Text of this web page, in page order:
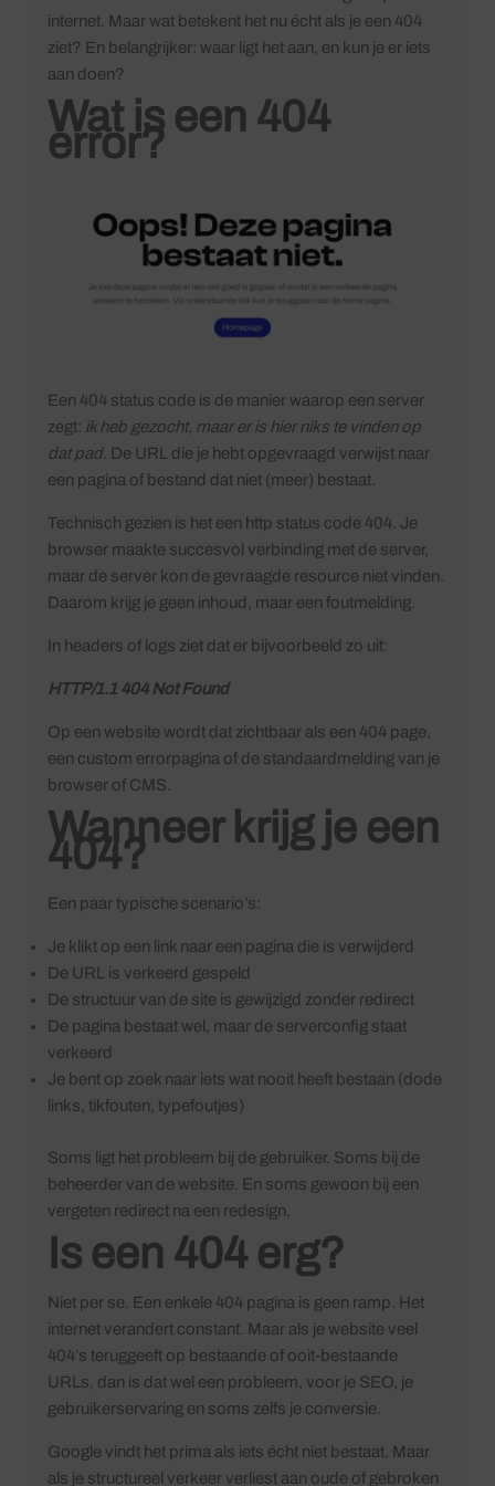
internet. Maar wat betekent het nu écht als je een 404
ziet? En belangrijker: waar ligt het aan, en kun je er iets
aan doen?
Wat is een 404
error?
Een 404 status code is de manier waarop een server
zegt: ik heb gezocht, maar er is hier niks te vinden op
dat pad. De URL die je hebt opgevraagd verwijst naar
een pagina of bestand dat niet (meer) bestaat.
Technisch gezien is het een http status code 404. Je
browser maakte succesvol verbinding met de server,
maar de server kon de gevraagde resource niet vinden.
Daarom krijg je geen inhoud, maar een foutmelding.
In headers of logs ziet dat er bijvoorbeeld zo uit:
HTTP/1.1 404 Not Found
Op een website wordt dat zichtbaar als een 404 page,
een custom errorpagina of de standaardmelding van je
browser of CMS.
Wanneer krijg je een
404?
Een paar typische scenario’s:
Je klikt op een link naar een pagina die is verwijderd
De URL is verkeerd gespeld
De structuur van de site is gewijzigd zonder redirect
De pagina bestaat wel, maar de serverconfig staat
verkeerd
Je bent op zoek naar iets wat nooit heeft bestaan (dode
links, tikfouten, typefoutjes)
Soms ligt het probleem bij de gebruiker. Soms bij de
beheerder van de website. En soms gewoon bij een
vergeten redirect na een redesign.
Is een 404 erg?
Niet per se. Een enkele 404 pagina is geen ramp. Het
internet verandert constant. Maar als je website veel
404’s teruggeeft op bestaande of ooit-bestaande
URLs, dan is dat wel een probleem, voor je SEO, je
gebruikerservaring en soms zelfs je conversie.
Google vindt het prima als iets écht niet bestaat. Maar
als je structureel verkeer verliest aan oude of gebroken